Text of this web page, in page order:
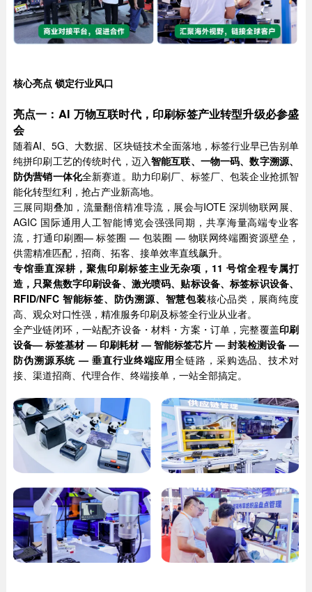
核心亮点 锁定行业风口
亮点一：AI 万物互联时代，印刷标签产业转型升级必参盛
会
随着AI、5G、大数据、区块链技术全面落地，标签行业早已告别单
纯拼印刷工艺的传统时代，迈入智能互联、一物一码、数字溯源、
防伪营销一体化全新赛道。助力印刷厂、标签厂、包装企业抢抓智
能化转型红利，抢占产业新高地。
三展同期叠加，流量翻倍精准导流，展会与IOTE 深圳物联网展、
AGIC 国际通用人工智能博览会强强同期，共享海量高端专业客
流，打通印刷圈— 标签圈 — 包装圈 — 物联网终端圈资源壁垒，
供需精准匹配，招商、拓客、接单效率直线飙升。
专馆垂直深耕，聚焦印刷标签主业无杂项，11 号馆全程专属打
造，只聚焦数字印刷设备、激光喷码、贴标设备、标签标识设备、
RFID/NFC 智能标签、防伪溯源、智慧包装核心品类，展商纯度
高、观众对口性强，精准服务印刷及标签全行业从业者。
全产业链闭环，一站配齐设备・材料・方案・订单，完整覆盖印刷
设备— 标签基材 — 印刷耗材 — 智能标签芯片 — 封装检测设备 —
防伪溯源系统 — 垂直行业终端应用全链路，采购选品、技术对
接、渠道招商、代理合作、终端接单，一站全部搞定。